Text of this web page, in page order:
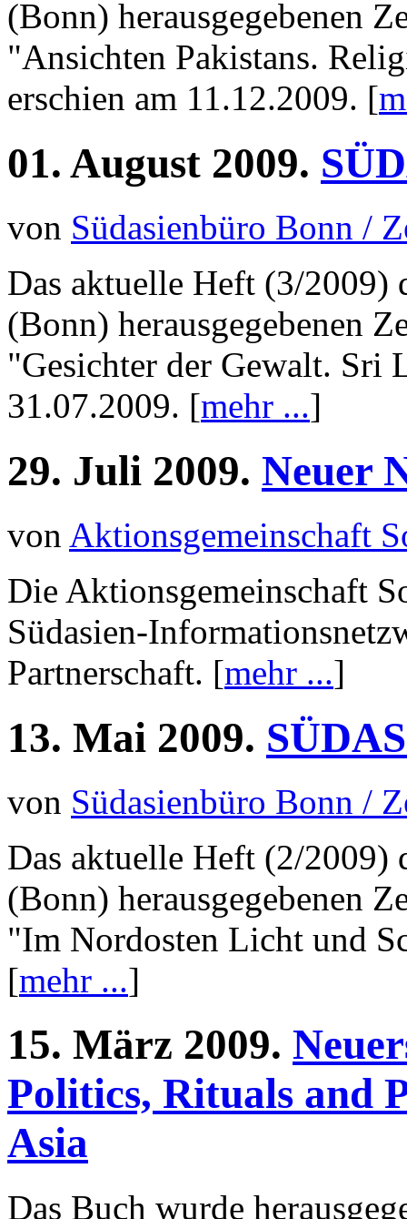
(Bonn) herausgegebenen
"Ansichten Pakistans.
erschien am 11.12.2009. [
01. August 2009.
von Südasienbüro Bonn /
Das aktuelle Heft (3/2009)
(Bonn) herausgegebenen
"Gesichter der Gewalt. Sri
31.07.2009. [mehr ...]
29. Juli 2009. Neuer
von Aktionsgemeinschaft
Die Aktionsgemeinschaft
Südasien-
Partnerschaft. [mehr ...]
13. Mai 2009.
von Südasienbüro Bonn /
Das aktuelle Heft (2/2009)
(Bonn) herausgegebenen
"Im Nordosten Licht und
[mehr ...]
15. März 2009.
Politics, Rituals and
Asia
Das Buch wurde